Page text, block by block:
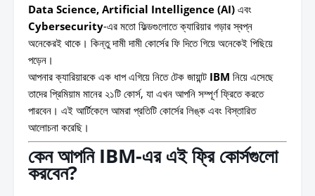
Data Science, Artificial Intelligence (AI) এবং
Cybersecurity-এর মতো ফিল্ডগুলোতে ক্যারিয়ার গড়ার স্বপ্ন
অনেকেরই থাকে। কিন্তু দামী দামী কোর্সের ফি দিতে গিয়ে অনেকেই পিছিয়ে
পড়েন।
আপনার ক্যারিয়ারকে এক ধাপ এগিয়ে নিতে টেক জায়ান্ট IBM নিয়ে এসেছে
তাদের প্রিমিয়াম মানের ২১টি কোর্স, যা এখন আপনি সম্পূর্ণ ফ্রিতে করতে
পারবেন। এই আর্টিকেলে আমরা প্রতিটি কোর্সের লিঙ্ক এবং বিস্তারিত
আলোচনা করেছি।
কেন আপনি IBM-এর এই ফ্রি কোর্সগুলো
করবেন?